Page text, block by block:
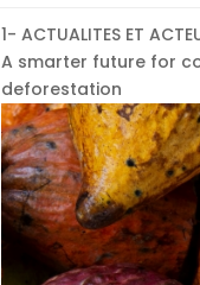
1- ACTUALITES ET
A smarter future for
deforestation